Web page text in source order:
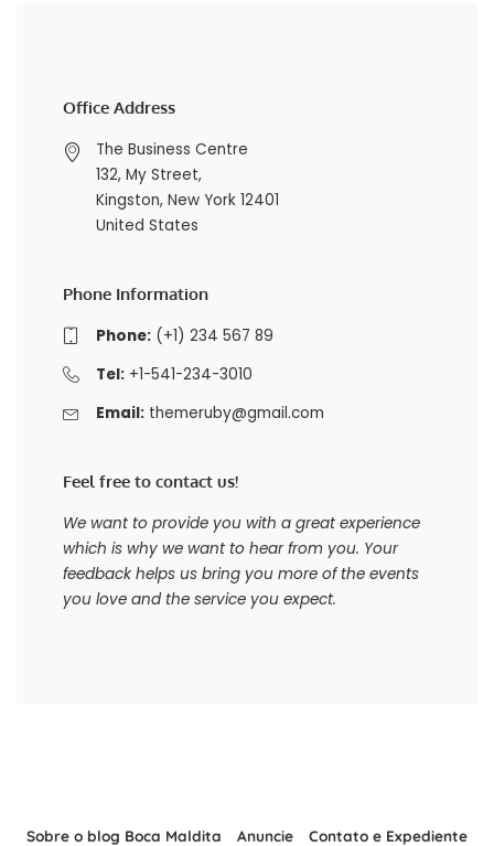
Office Address
The Business Centre
132, My Street,
Kingston, New York 12401
United States
Phone Information
Phone:(+1) 234 567 89
Tel:+1-541-234-3010
Email: themeruby@gmail.com
Feel free to contact us!
We want to provide you with a great experience
which is why we want to hear from you. Your
feedback helps us bring you more of the events
you love and the service you expect.
Sobre o blog Boca Maldita Anuncie Contato e Expediente